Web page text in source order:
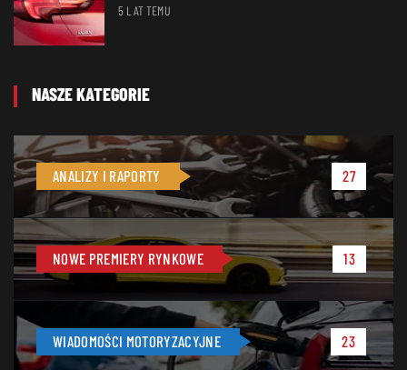
5 LAT TEMU
NASZE KATEGORIE
ANALIZY I RAPORTY 27
NOWE PREMIERY RYNKOWE 13
WIADOMOŚCI MOTORYZACYJNE 23